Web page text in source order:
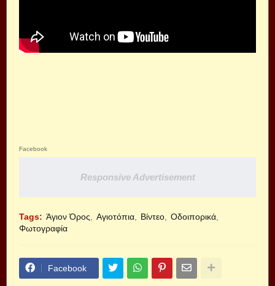
Facebook
Responsive Advertisement
Tags: Άγιον Όρος Αγιοτόπια Βίντεο
Οδοιπορικά
Φωτογραφία
Facebook